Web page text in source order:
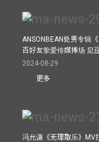
ANSONBEAN处男专辑
百好友挚爱传媒捧场 见
2024-08-29
更多
冯允谦《无理取乐》MV